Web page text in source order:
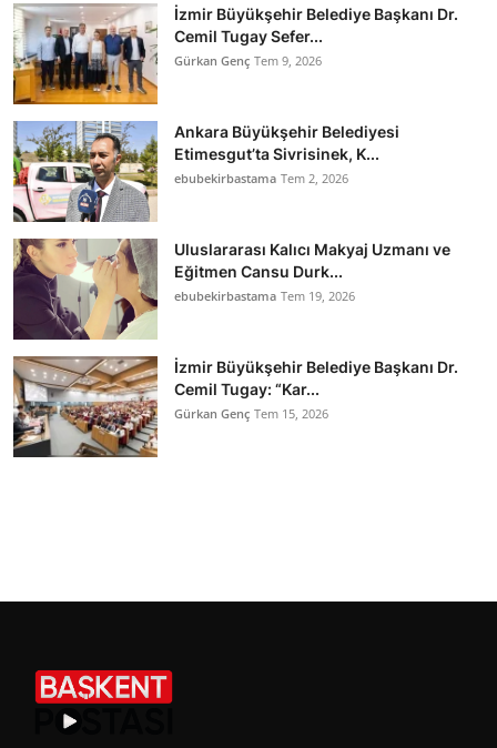
İzmir Büyükşehir Belediye Başkanı Dr.
Cemil Tugay Sefer...
Gürkan Genç Tem 9, 2026
Ankara Büyükşehir Belediyesi
Etimesgut’ta Sivrisinek, K...
ebubekirbastama Tem 2, 2026
Uluslararası Kalıcı Makyaj Uzmanı ve
Eğitmen Cansu Durk...
ebubekirbastama Tem 19, 2026
İzmir Büyükşehir Belediye Başkanı Dr.
Cemil Tugay: “Kar...
Gürkan Genç Tem 15, 2026